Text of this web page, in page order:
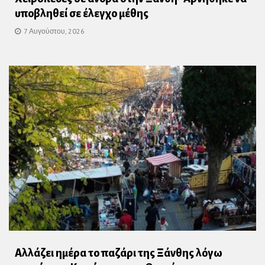
υποβληθεί σε έλεγχο μέθης
7 Αυγούστου, 2026
Αλλάζει ημέρα το παζάρι της Ξάνθης λόγω